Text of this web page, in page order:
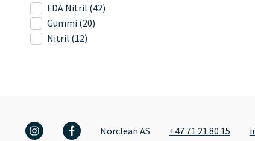
FDA Nitril (42)
Gummi (20)
Nitril (12)
Norclean AS +47 71 21 80 15